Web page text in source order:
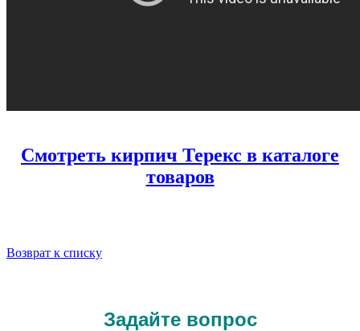
Смотреть кирпич Терекс в каталоге
товаров
Возврат к списку
Задайте вопрос